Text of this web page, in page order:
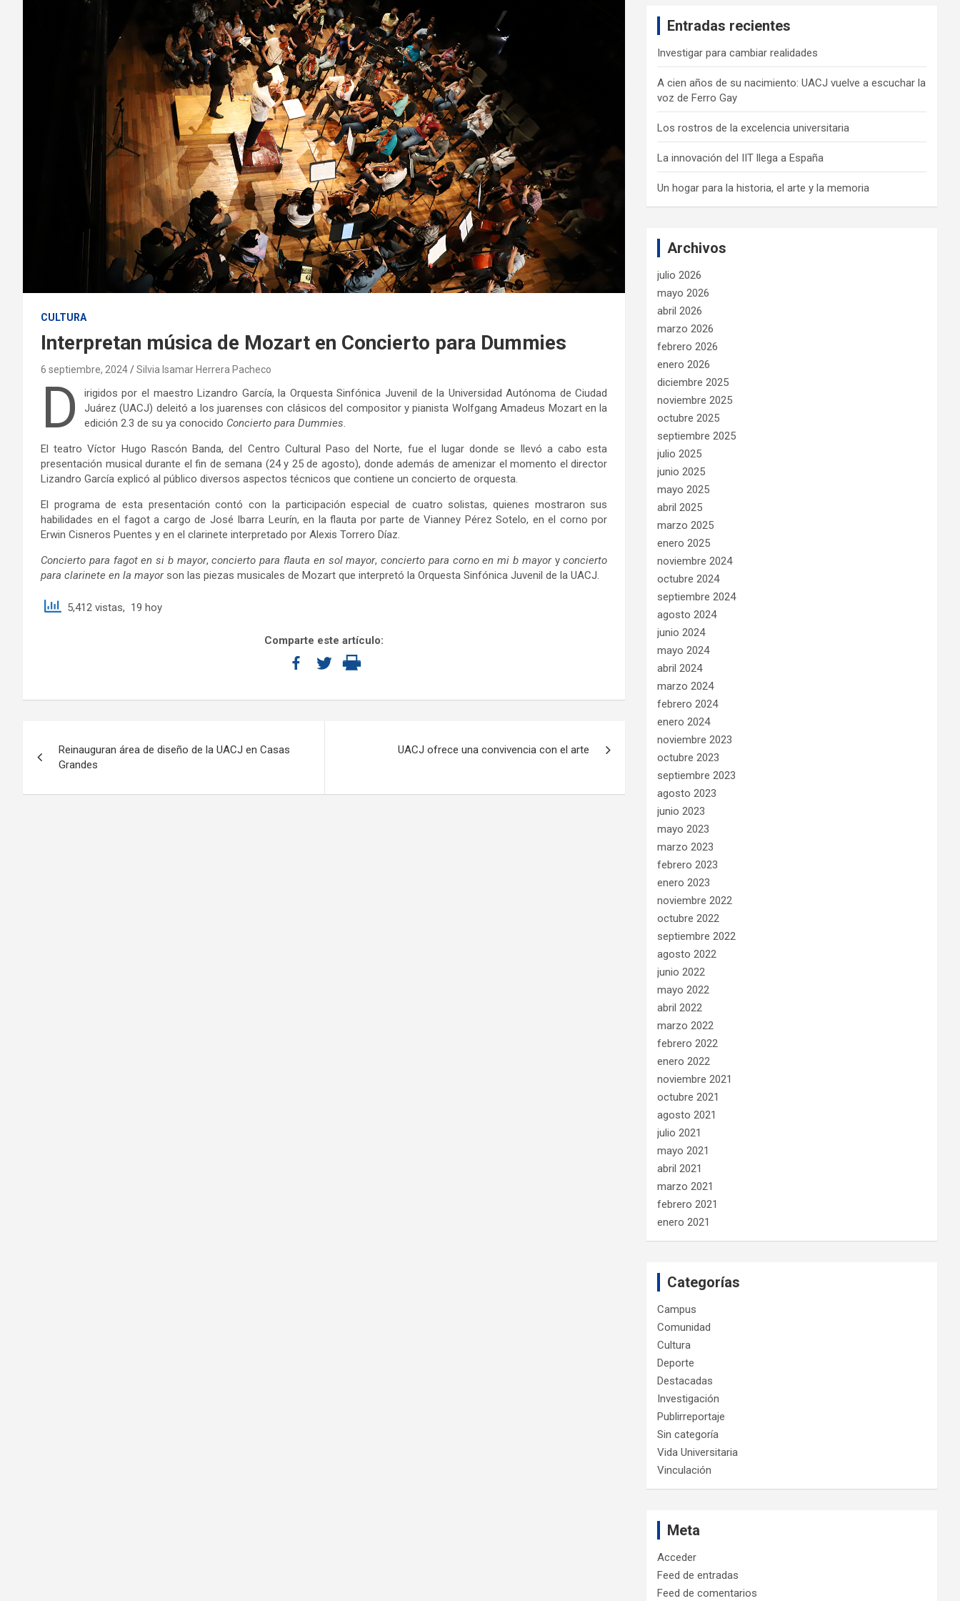
CULTURA
Interpretan música de Mozart en Concierto para Dummies
6 septiembre, 2024 Silvia Isamar Herrera Pacheco
D
irigidos por el maestro Lizandro García, la Orquesta Sinfónica Juvenil de la Universidad Autónoma de Ciudad
Juárez (UACJ) deleitó a los juarenses con clásicos del compositor y pianista Wolfgang Amadeus Mozart en la
edición 2.3 de su ya conocido Concierto para Dummies.
El teatro Víctor Hugo Rascón Banda, del Centro Cultural Paso del Norte, fue el lugar donde se llevó a cabo esta
presentación musical durante el fin de semana (24 y 25 de agosto), donde además de amenizar el momento el director
Lizandro García explicó al público diversos aspectos técnicos que contiene un concierto de orquesta.
El programa de esta presentación contó con la participación especial de cuatro solistas, quienes mostraron sus
habilidades en el fagot a cargo de José Ibarra Leurín, en la flauta por parte de Vianney Pérez Sotelo, en el corno por
Erwin Cisneros Puentes y en el clarinete interpretado por Alexis Torrero Díaz.
Concierto para fagot en si b mayor,concierto para flauta en sol mayor,concierto para corno en mi b mayoryconcierto
para clarinete en la mayorson las piezas musicales de Mozart que interpretó la Orquesta Sinfónica Juvenil de la UACJ.
5,412 vistas, 19 hoy
Comparte este artículo:
Reinauguran área de diseño de la UACJ en Casas
Grandes
UACJ ofrece una convivencia con el arte
Entradas recientes
Investigar para cambiar realidades
A cien años de su nacimiento: UACJ vuelve a escuchar la
voz de Ferro Gay
Los rostros de la excelencia universitaria
La innovación del IIT llega a España
Un hogar para la historia, el arte y la memoria
Archivos
julio 2026
mayo 2026
abril 2026
marzo 2026
febrero 2026
enero 2026
diciembre 2025
noviembre 2025
octubre 2025
septiembre 2025
julio 2025
junio 2025
mayo 2025
abril 2025
marzo 2025
enero 2025
noviembre 2024
octubre 2024
septiembre 2024
agosto 2024
junio 2024
mayo 2024
abril 2024
marzo 2024
febrero 2024
enero 2024
noviembre 2023
octubre 2023
septiembre 2023
agosto 2023
junio 2023
mayo 2023
marzo 2023
febrero 2023
enero 2023
noviembre 2022
octubre 2022
septiembre 2022
agosto 2022
junio 2022
mayo 2022
abril 2022
marzo 2022
febrero 2022
enero 2022
noviembre 2021
octubre 2021
agosto 2021
julio 2021
mayo 2021
abril 2021
marzo 2021
febrero 2021
enero 2021
Categorías
Campus
Comunidad
Cultura
Deporte
Destacadas
Investigación
Publirreportaje
Sin categoría
Vida Universitaria
Vinculación
Meta
Acceder
Feed de entradas
Feed de comentarios